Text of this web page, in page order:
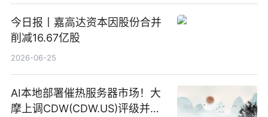
今日报丨嘉高达资本因股份合并
削减16.67亿股
2026-06-25
AI本地部署催热服务器市场！大
摩上调CDW(CDW.US)评级并看